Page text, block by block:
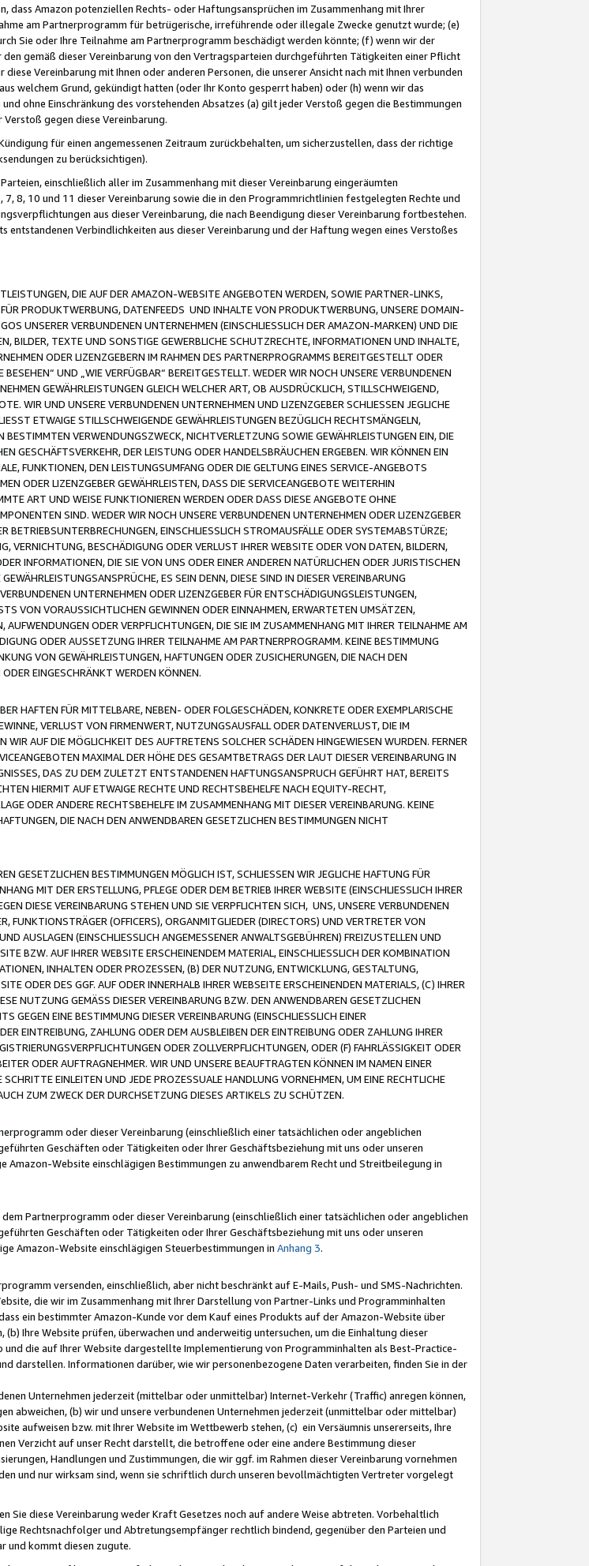
dass Amazon potenziellen Rechts- oder Haftungsansprüchen im Zusammenhang mit Ihrer
am Partnerprogramm für betrügerische, irreführende oder illegale Zwecke genutzt wurde; (e)
Sie oder Ihre Teilnahme am Partnerprogramm beschädigt werden könnte; (f) wenn wir der
gemäß dieser Vereinbarung von den Vertragsparteien durchgeführten Tätigkeiten einer Pflicht
Vereinbarung mit Ihnen oder anderen Personen, die unserer Ansicht nach mit Ihnen verbunden
welchem Grund, gekündigt hatten (oder Ihr Konto gesperrt haben) oder (h) wenn wir das
ohne Einschränkung des vorstehenden Absatzes (a) gilt jeder Verstoß gegen die Bestimmungen
gegen diese Vereinbarung.
für einen angemessenen Zeitraum zurückbehalten, um sicherzustellen, dass der richtige
zu berücksichtigen).
einschließlich aller im Zusammenhang mit dieser Vereinbarung eingeräumten
8, 10 und 11 dieser Vereinbarung sowie die in den Programmrichtlinien festgelegten Rechte und
aus dieser Vereinbarung, die nach Beendigung dieser Vereinbarung fortbestehen.
Verbindlichkeiten aus dieser Vereinbarung und der Haftung wegen eines Verstoßes
DIE AUF DER AMAZON-WEBSITE ANGEBOTEN WERDEN, SOWIE PARTNER-LINKS,
PRODUKTWERBUNG, DATENFEEDS UND INHALTE VON PRODUKTWERBUNG, UNSERE DOMAIN-
UNSERER VERBUNDENEN UNTERNEHMEN (EINSCHLIESSLICH DER AMAZON-MARKEN) UND DIE
BILDER, TEXTE UND SONSTIGE GEWERBLICHE SCHUTZRECHTE, INFORMATIONEN UND INHALTE,
ODER LIZENZGEBERN IM RAHMEN DES PARTNERPROGRAMMS BEREITGESTELLT ODER
BESEHEN“ UND „WIE VERFÜGBAR“ BEREITGESTELLT. WEDER WIR NOCH UNSERE VERBUNDENEN
GEWÄHRLEISTUNGEN GLEICH WELCHER ART, OB AUSDRÜCKLICH, STILLSCHWEIGEND,
WIR UND UNSERE VERBUNDENEN UNTERNEHMEN UND LIZENZGEBER SCHLIESSEN JEGLICHE
ETWAIGE STILLSCHWEIGENDE GEWÄHRLEISTUNGEN BEZÜGLICH RECHTSMÄNGELN,
VERWENDUNGSZWECK, NICHTVERLETZUNG SOWIE GEWÄHRLEISTUNGEN EIN, DIE
GESCHÄFTSVERKEHR, DER LEISTUNG ODER HANDELSBRÄUCHEN ERGEBEN. WIR KÖNNEN EIN
FUNKTIONEN, DEN LEISTUNGSUMFANG ODER DIE GELTUNG EINES SERVICE-ANGEBOTS
ODER LIZENZGEBER GEWÄHRLEISTEN, DASS DIE SERVICEANGEBOTE WEITERHIN
ART UND WEISE FUNKTIONIEREN WERDEN ODER DASS DIESE ANGEBOTE OHNE
SIND. WEDER WIR NOCH UNSERE VERBUNDENEN UNTERNEHMEN ODER LIZENZGEBER
BETRIEBSUNTERBRECHUNGEN, EINSCHLIESSLICH STROMAUSFÄLLE ODER SYSTEMABSTÜRZE;
VERNICHTUNG, BESCHÄDIGUNG ODER VERLUST IHRER WEBSITE ODER VON DATEN, BILDERN,
INFORMATIONEN, DIE SIE VON UNS ODER EINER ANDEREN NATÜRLICHEN ODER JURISTISCHEN
ES SEIN DENN, DIESE SIND IN DIESER VEREINBARUNG
UNTERNEHMEN ODER LIZENZGEBER FÜR ENTSCHÄDIGUNGSLEISTUNGEN,
VON VORAUSSICHTLICHEN GEWINNEN ODER EINNAHMEN, ERWARTETEN UMSÄTZEN,
ODER VERPFLICHTUNGEN, DIE SIE IM ZUSAMMENHANG MIT IHRER TEILNAHME AM
ODER AUSSETZUNG IHRER TEILNAHME AM PARTNERPROGRAMM. KEINE BESTIMMUNG
VON GEWÄHRLEISTUNGEN, HAFTUNGEN ODER ZUSICHERUNGEN, DIE NACH DEN
EINGESCHRÄNKT WERDEN KÖNNEN.
HAFTEN FÜR MITTELBARE, NEBEN- ODER FOLGESCHÄDEN, KONKRETE ODER EXEMPLARISCHE
VERLUST VON FIRMENWERT, NUTZUNGSAUSFALL ODER DATENVERLUST, DIE IM
AUF DIE MÖGLICHKEIT DES AUFTRETENS SOLCHER SCHÄDEN HINGEWIESEN WURDEN. FERNER
MAXIMAL DER HÖHE DES GESAMTBETRAGS DER LAUT DIESER VEREINBARUNG IN
DAS ZU DEM ZULETZT ENTSTANDENEN HAFTUNGSANSPRUCH GEFÜHRT HAT, BEREITS
HIERMIT AUF ETWAIGE RECHTE UND RECHTSBEHELFE NACH EQUITY-RECHT,
ODER ANDERE RECHTSBEHELFE IM ZUSAMMENHANG MIT DIESER VEREINBARUNG. KEINE
DIE NACH DEN ANWENDBAREN GESETZLICHEN BESTIMMUNGEN NICHT
GESETZLICHEN BESTIMMUNGEN MÖGLICH IST, SCHLIESSEN WIR JEGLICHE HAFTUNG FÜR
MIT DER ERSTELLUNG, PFLEGE ODER DEM BETRIEB IHRER WEBSITE (EINSCHLIESSLICH IHRER
DIESE VEREINBARUNG STEHEN UND SIE VERPFLICHTEN SICH, UNS, UNSERE VERBUNDENEN
FUNKTIONSTRÄGER (OFFICERS), ORGANMITGLIEDER (DIRECTORS) UND VERTRETER VON
AUSLAGEN (EINSCHLIESSLICH ANGEMESSENER ANWALTSGEBÜHREN) FREIZUSTELLEN UND
BZW. AUF IHRER WEBSITE ERSCHEINENDEM MATERIAL, EINSCHLIESSLICH DER KOMBINATION
INHALTEN ODER PROZESSEN, (B) DER NUTZUNG, ENTWICKLUNG, GESTALTUNG,
ODER DES GGF. AUF ODER INNERHALB IHRER WEBSEITE ERSCHEINENDEN MATERIALS, (C) IHRER
NUTZUNG GEMÄSS DIESER VEREINBARUNG BZW. DEN ANWENDBAREN GESETZLICHEN
GEGEN EINE BESTIMMUNG DIESER VEREINBARUNG (EINSCHLIESSLICH EINER
EINTREIBUNG, ZAHLUNG ODER DEM AUSBLEIBEN DER EINTREIBUNG ODER ZAHLUNG IHRER
ODER ZOLLVERPFLICHTUNGEN, ODER (F) FAHRLÄSSIGKEIT ODER
ODER AUFTRAGNEHMER. WIR UND UNSERE BEAUFTRAGTEN KÖNNEN IM NAMEN EINER
EINLEITEN UND JEDE PROZESSUALE HANDLUNG VORNEHMEN, UM EINE RECHTLICHE
ZUM ZWECK DER DURCHSETZUNG DIESES ARTIKELS ZU SCHÜTZEN.
oder dieser Vereinbarung (einschließlich einer tatsächlichen oder angeblichen
Geschäften oder Tätigkeiten oder Ihrer Geschäftsbeziehung mit uns oder unseren
Website einschlägigen Bestimmungen zu anwendbarem Recht und Streitbeilegung in
Partnerprogramm oder dieser Vereinbarung (einschließlich einer tatsächlichen oder angeblichen
Geschäften oder Tätigkeiten oder Ihrer Geschäftsbeziehung mit uns oder unseren
Amazon-Website einschlägigen Steuerbestimmungen in Anhang 3.
versenden, einschließlich, aber nicht beschränkt auf E-Mails, Push- und SMS-Nachrichten.
die wir im Zusammenhang mit Ihrer Darstellung von Partner-Links und Programminhalten
ein bestimmter Amazon-Kunde vor dem Kauf eines Produkts auf der Amazon-Website über
Ihre Website prüfen, überwachen und anderweitig untersuchen, um die Einhaltung dieser
die auf Ihrer Website dargestellte Implementierung von Programminhalten als Best-Practice-
darstellen. Informationen darüber, wie wir personenbezogene Daten verarbeiten, finden Sie in der
Unternehmen jederzeit (mittelbar oder unmittelbar) Internet-Verkehr (Traffic) anregen können,
abweichen, (b) wir und unsere verbundenen Unternehmen jederzeit (unmittelbar oder mittelbar)
aufweisen bzw. mit Ihrer Website im Wettbewerb stehen, (c) ein Versäumnis unsererseits, Ihre
Verzicht auf unser Recht darstellt, die betroffene oder eine andere Bestimmung dieser
Handlungen und Zustimmungen, die wir ggf. im Rahmen dieser Vereinbarung vornehmen
und nur wirksam sind, wenn sie schriftlich durch unseren bevollmächtigten Vertreter vorgelegt
Sie diese Vereinbarung weder Kraft Gesetzes noch auf andere Weise abtreten. Vorbehaltlich
Rechtsnachfolger und Abtretungsempfänger rechtlich bindend, gegenüber den Parteien und
und kommt diesen zugute.